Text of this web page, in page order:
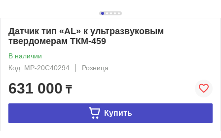
Датчик тип «АL» к ультразвуковым
твердомерам ТКМ-459
В наличии
Код: MP-20C40294
Розница
631 000 ₸
Купить